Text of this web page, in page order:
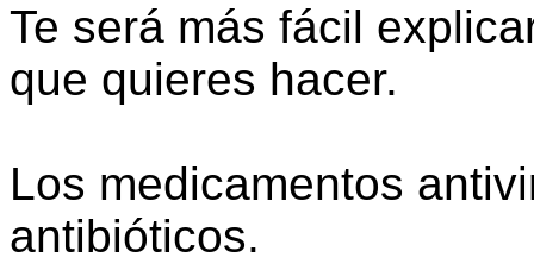
Te será más fácil
que quieres hacer.
Los medicamentos
antibióticos.